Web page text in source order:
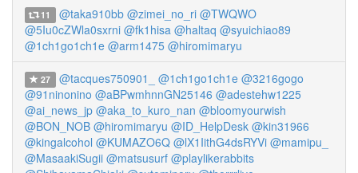
11 @taka910bb @zimei_no_ri @TWQWO
@5Iu0cZWla0sxrni @fk1hisa @haltaq @syuichiao89
@1ch1go1ch1e @arm1475 @hiromimaryu
27 @tacques750901_ @1ch1go1ch1e @3216gogo
@91ninonino @aBPwmhnnGN25146 @adestehw1225
@ai_news_jp @aka_to_kuro_nan @bloomyourwish
@BON_NOB @hiromimaryu @ID_HelpDesk @kin31966
@kingalcohol @KUMAZO6Q @lX1IithG4dsRYVi @mamipu_
@MasaakiSugii @matsusurf @playlikerabbits